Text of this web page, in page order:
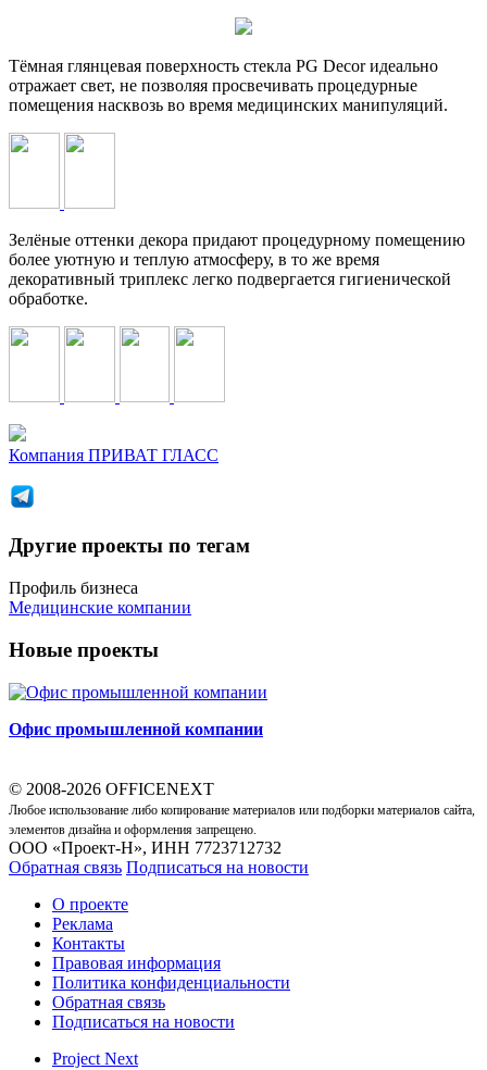
Тёмная глянцевая поверхность стекла PG Decor идеально
отражает свет, не позволяя просвечивать процедурные
помещения насквозь во время медицинских манипуляций.
Зелёные оттенки декора придают процедурному помещению
более уютную и теплую атмосферу, в то же время
декоративный триплекс легко подвергается гигиенической
обработке.
Компания ПРИВАТ ГЛАСС
Другие проекты по тегам
Профиль бизнеса
Медицинские компании
Новые проекты
Офис промышленной компании
© 2008-2026 OFFICENEXT
Любое использование либо копирование материалов или подборки материалов сайта,
элементов дизайна и оформления запрещено.
ООО «Проект-Н», ИНН 7723712732
Обратная связь Подписаться на новости
О проекте
Реклама
Контакты
Правовая информация
Политика конфиденциальности
Обратная связь
Подписаться на новости
Project Next